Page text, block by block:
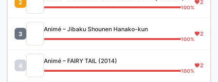
2
100%
2
3
Animé – Jibaku Shounen Hanako-kun
100%
2
4
Animé – FAIRY TAIL (2014)
100%
2